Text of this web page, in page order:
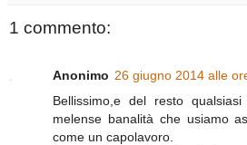
1 commento:
Anonimo 26 giugno 2014 alle
Bellissimo,e del resto
melense banalità che usiamo
come un capolavoro.